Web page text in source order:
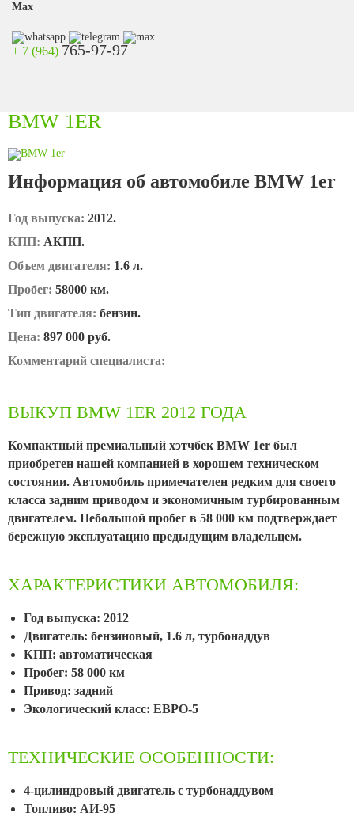
Max
+ 7 (964) 765-97-97
BMW 1ER
Информация об автомобиле BMW 1er
Год выпуска: 2012.
КПП: АКПП.
Объем двигателя: 1.6 л.
Пробег: 58000 км.
Тип двигателя: бензин.
Цена: 897 000 руб.
Комментарий специалиста:
ВЫКУП BMW 1ER 2012 ГОДА
Компактный премиальный хэтчбек BMW 1er был
приобретен нашей компанией в хорошем техническом
состоянии. Автомобиль примечателен редким для своего
класса задним приводом и экономичным турбированным
двигателем. Небольшой пробег в 58 000 км подтверждает
бережную эксплуатацию предыдущим владельцем.
ХАРАКТЕРИСТИКИ АВТОМОБИЛЯ:
Год выпуска: 2012
Двигатель: бензиновый, 1.6 л, турбонаддув
КПП: автоматическая
Пробег: 58 000 км
Привод: задний
Экологический класс: ЕВРО-5
ТЕХНИЧЕСКИЕ ОСОБЕННОСТИ:
4-цилиндровый двигатель с турбонаддувом
Топливо: АИ-95